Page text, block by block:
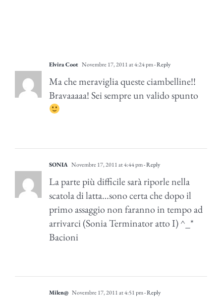
Elvira Coot Novembre 17, 2011 at 4:24 pm- Reply
Ma che meraviglia queste ciambelline!!
Bravaaaaa! Sei sempre un valido spunto
SONIA Novembre 17, 2011 at 4:44 pm- Reply
La parte più difficile sarà riporle nella
scatola di latta…sono certa che dopo il
primo assaggio non faranno in tempo ad
arrivarci (Sonia Terminator atto I) ^_*
Bacioni
Milen@ Novembre 17, 2011 at 4:51 pm- Reply